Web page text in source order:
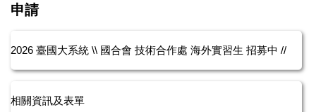
申請
2026 臺國大系統 \\ 國合會 技術合作處 海外實習生 招募中 //
相關資訊及表單